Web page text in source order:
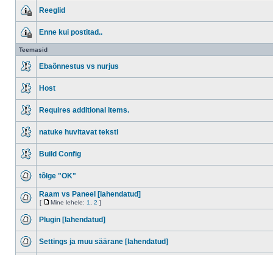
Reeglid
Enne kui postitad..
Teemasid
Ebaõnnestus vs nurjus
Host
Requires additional items.
natuke huvitavat teksti
Build Config
tõlge "OK"
Raam vs Paneel [lahendatud]
[ Mine lehele: 1 2 ]
Plugin [lahendatud]
Settings ja muu säärane [lahendatud]